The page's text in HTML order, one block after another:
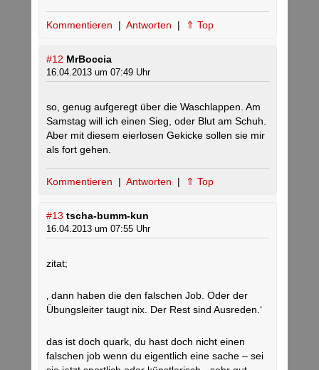
Kommentieren | Antworten | ⇑ Top
#12 MrBoccia
16.04.2013 um 07:49 Uhr
so, genug aufgeregt über die Waschlappen. Am
Samstag will ich einen Sieg, oder Blut am Schuh.
Aber mit diesem eierlosen Gekicke sollen sie mir
als fort gehen.
Kommentieren | Antworten | ⇑ Top
#13 tscha-bumm-kun
16.04.2013 um 07:55 Uhr
zitat;
‚ dann haben die den falschen Job. Oder der
Übungsleiter taugt nix. Der Rest sind Ausreden.‘
das ist doch quark, du hast doch nicht einen
falschen job wenn du eigentlich eine sache – sei